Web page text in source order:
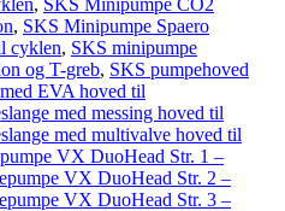
, SKS Minipumpe CO2
, SKS Minipumpe Spaero
cyklen, SKS minipumpe
og T-greb, SKS pumpehoved
EVA hoved til
med messing hoved til
med multivalve hoved til
VX DuoHead Str. 1 –
VX DuoHead Str. 2 –
VX DuoHead Str. 3 –